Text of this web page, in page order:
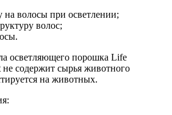
на волосы при осветлении;
волос;
осветляющего порошка Life
содержит сырья животного
на животных.